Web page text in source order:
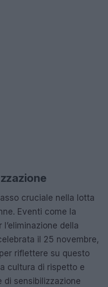
cruciale nella lotta
Eventi come la
della
il 25 novembre,
riflettere su questo
cultura di rispetto e
di sensibilizzazione